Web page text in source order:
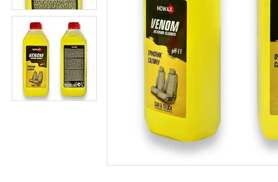
Обладнання для прочистки
вентиляційних систем
Мийки високого тиску
Аксесуари для мийок високого
тиску
Інструменти PDR
Автохімчистка, детейлінг
Компресори та комплектуючі